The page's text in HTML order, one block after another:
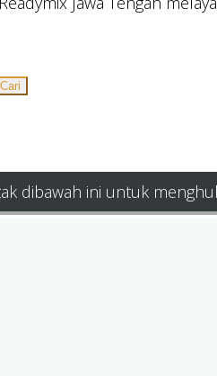
dibawah ini untuk